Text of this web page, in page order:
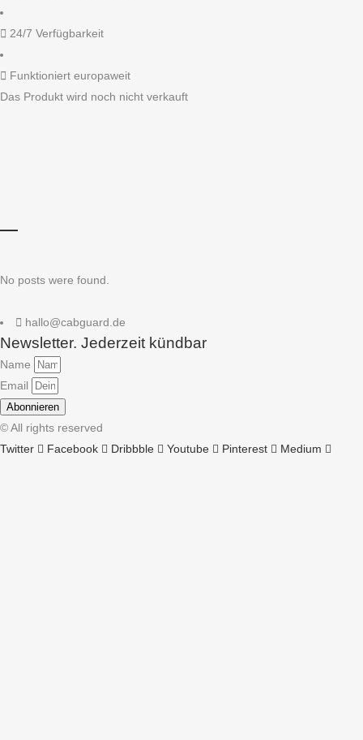
24/7 Verfügbarkeit
Funktioniert europaweit
Das Produkt wird noch nicht verkauft
No posts were found.
hallo@cabguard.de
Newsletter. Jederzeit kündbar
Name
Email
Abonnieren
© All rights reserved
Twitter
Facebook Dribbble Youtube Pinterest Medium